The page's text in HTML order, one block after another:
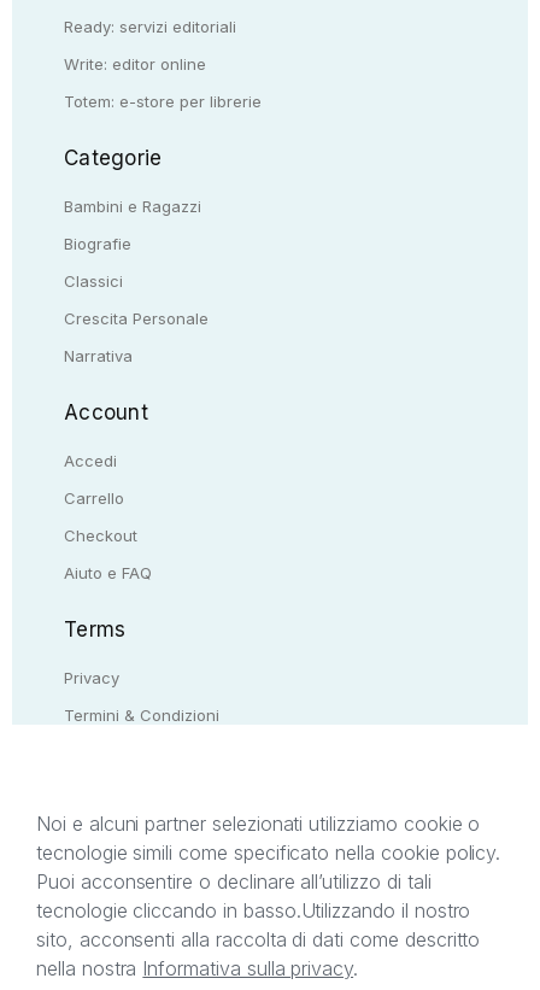
Ready: servizi editoriali
Write: editor online
Totem: e-store per librerie
Categorie
Bambini e Ragazzi
Biografie
Classici
Crescita Personale
Narrativa
Account
Accedi
Carrello
Checkout
Aiuto e FAQ
Terms
Privacy
Termini & Condizioni
Il presente sito web è di proprietà di StreetLib S.r.l.
titolare di tutti i diritti di proprietà intellettuale
afferenti ai marchi, loghi e segni distintivi presenti
sul sito web. Si invita l’utente a prendere visione
Noi e alcuni partner selezionati utilizziamo cookie o
tecnologie simili come specificato nella cookie policy.
Puoi acconsentire o declinare all’utilizzo di tali
tecnologie cliccando in basso.Utilizzando il nostro
sito, acconsenti alla raccolta di dati come descritto
nella nostra Informativa sulla privacy.